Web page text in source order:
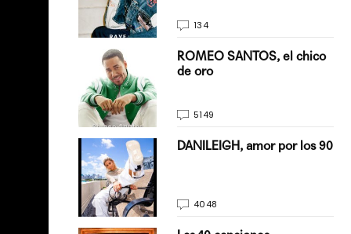
134
ROMEO SANTOS, el chico
de oro
5149
DANILEIGH, amor por los 90
4048